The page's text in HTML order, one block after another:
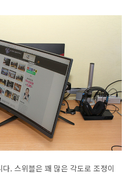
. 스위블은 꽤 많은 각도로 조정이